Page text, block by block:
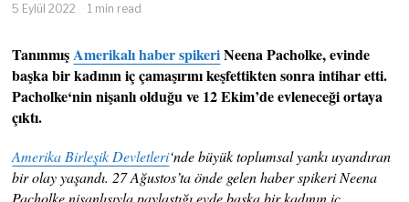
5 Eylül 2022 1 min read
TanınmışAmerikalı haber spikeriNeena Pacholke, evinde
başka bir kadının iç çamaşırını keşfettikten sonra intihar etti.
Pacholke‘nin nişanlı olduğu ve 12 Ekim’de evleneceği ortaya
çıktı.
Amerika Birleşik Devletleri‘nde büyük toplumsal yankı uyandıran
bir olay yaşandı. 27 Ağustos’ta önde gelen haber spikeri Neena
Pacholke nişanlısıyla paylaştığı evde başka bir kadının iç